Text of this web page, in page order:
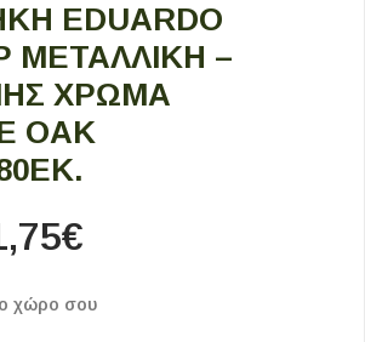
EDUARDO
ΜΕΤΑΛΛΙΚΉ –
ΧΡΏΜΑ
OAK
€
χώρο σου